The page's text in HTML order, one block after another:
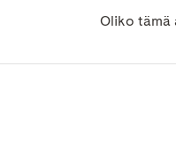
Oliko tämä